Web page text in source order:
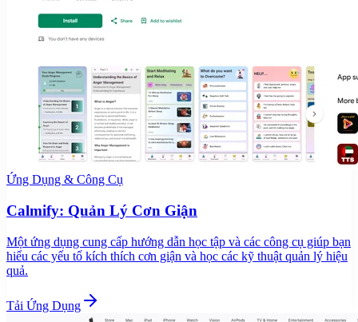
Ứng Dụng & Công Cụ
Calmify: Quản Lý Cơn Giận
Một ứng dụng cung cấp hướng dẫn học tập và các công cụ giúp bạn
hiểu các yếu tố kích thích cơn giận và học các kỹ thuật quản lý hiệu
quả.
Tải Ứng Dụng